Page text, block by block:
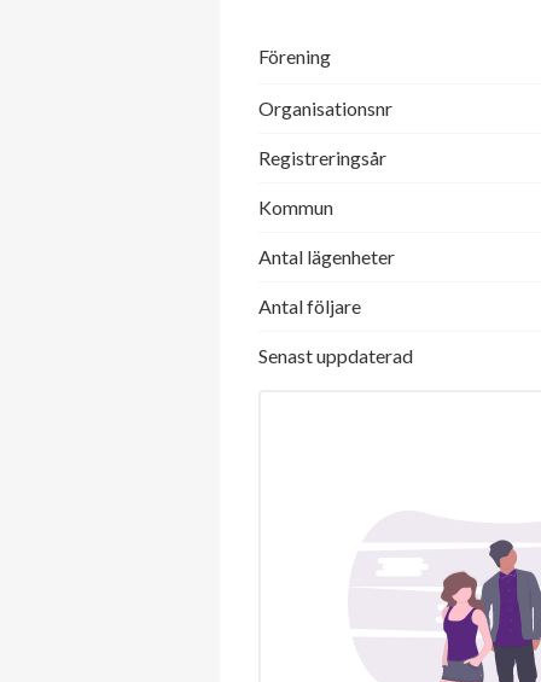
Förening
Organisationsnr
Registreringsår
Kommun
Antal lägenheter
Antal följare
Senast uppdaterad